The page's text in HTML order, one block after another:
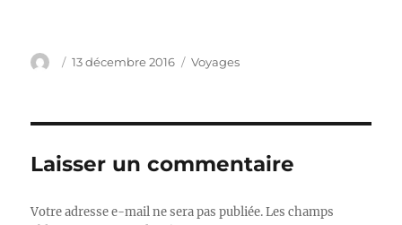
Auteur
Publié
13 décembre 2016 Catégories
Voyages
Laisser un commentaire
Votre adresse e-mail ne sera pas publiée. Les champs